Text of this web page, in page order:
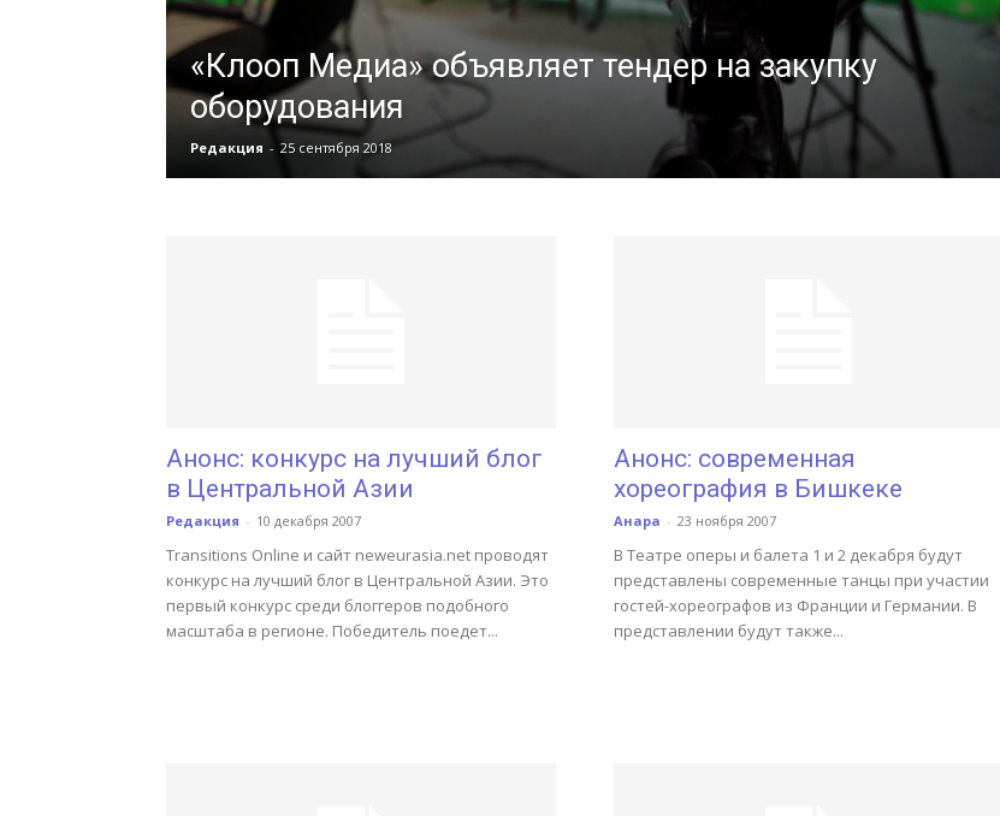
«Клооп Медиа» объявляет тендер на закупку
оборудования
Редакция - 25 сентября 2018
Анонс: конкурс на лучший блог
в Центральной Азии
Редакция - 10 декабря 2007
Transitions Online и сайт neweurasia.net проводят
конкурс на лучший блог в Центральной Азии. Это
первый конкурс среди блоггеров подобного
масштаба в регионе. Победитель поедет...
Анонс: современная
хореография в Бишкеке
Анара - 23 ноября 2007
В Театре оперы и балета 1 и 2 декабря будут
представлены современные танцы при участии
гостей-хореографов из Франции и Германии. В
представлении будут также...